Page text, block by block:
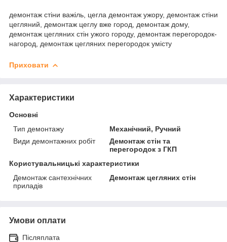
демонтаж стіни важіль, цегла демонтаж ужору, демонтаж стіни
цегляний, демонтаж цеглу вже город, демонтаж дому,
демонтаж цегляних стін ужого городу, демонтаж перегородок-
нагород, демонтаж цегляних перегородок умісту
Приховати
Характеристики
Основні
Тип демонтажу
Механічний, Ручний
Види демонтажних робіт
Демонтаж стін та
перегородок з ГКП
Користувальницькі характеристики
Демонтаж сантехнічних
приладів
Демонтаж цегляних стін
Умови оплати
Післяплата